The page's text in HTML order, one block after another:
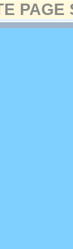
PAGE